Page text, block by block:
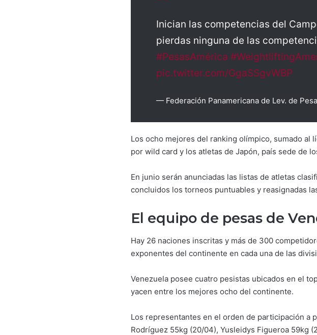
Inician las competencias del
pierdas ninguna de las
#PesasAmérica
pic.twitter.com/GgaSSgvWBP
— Federación Panamericana de Lev. de
Los ocho mejores del ranking olímpico, sumado al
por wild card y los atletas de Japón, país sede de
En junio serán anunciadas las listas de atletas
concluidos los torneos puntuables y reasignadas
El equipo de pesas de
Hay 26 naciones inscritas y más de 300
exponentes del continente en cada una de las
Venezuela posee cuatro pesistas ubicados en el
yacen entre los mejores ocho del continente.
Los representantes en el orden de participación a
Rodríguez 55kg (20/04), Yusleidys Figueroa 59kg